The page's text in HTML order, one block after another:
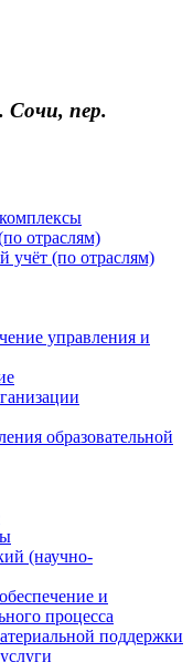
Сочи, пер.
отраслям)
учёт (по отраслям)
управления и
образовательной
(научно-
и
процесса
поддержки